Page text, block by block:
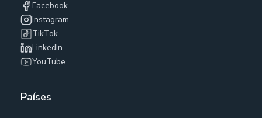
Facebook
Instagram
TikTok
LinkedIn
YouTube
Países